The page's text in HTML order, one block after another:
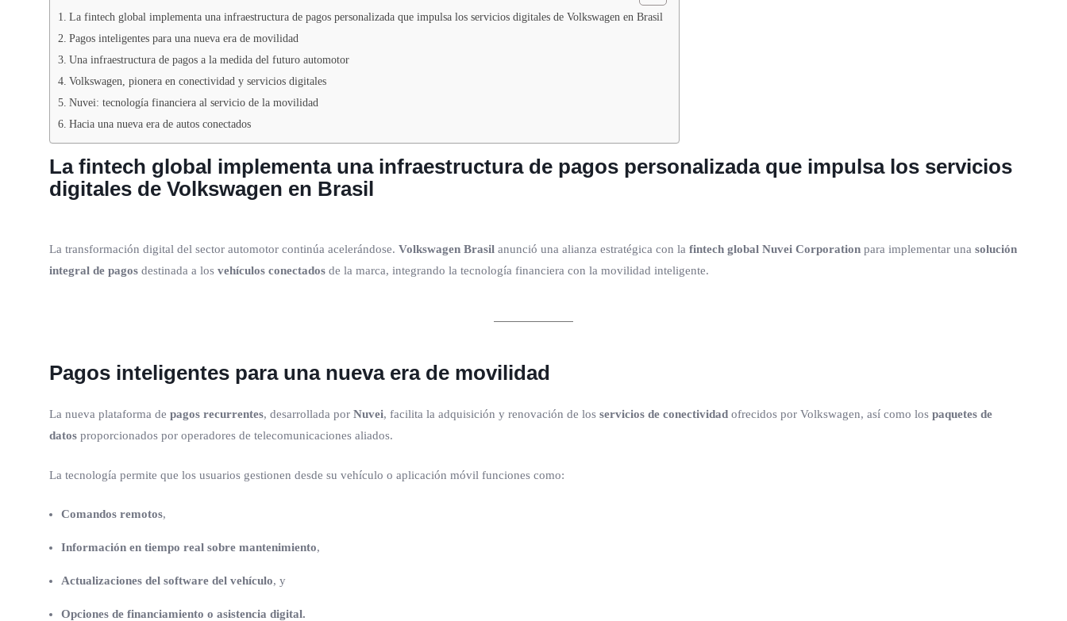
La fintech global implementa una infraestructura de pagos personalizada que impulsa los servicios digitales de Volkswagen en Brasil
Pagos inteligentes para una nueva era de movilidad
Una infraestructura de pagos a la medida del futuro automotor
Volkswagen, pionera en conectividad y servicios digitales
Nuvei: tecnología financiera al servicio de la movilidad
Hacia una nueva era de autos conectados
La fintech global implementa una infraestructura de pagos personalizada que impulsa los servicios
digitales de Volkswagen en Brasil
La transformación digital del sector automotor continúa acelerándose. Volkswagen Brasil anunció una alianza estratégica con la fintech global Nuvei Corporation para implementar una solución
integral de pagos destinada a los vehículos conectados de la marca, integrando la tecnología financiera con la movilidad inteligente.
Pagos inteligentes para una nueva era de movilidad
La nueva plataforma de pagos recurrentes, desarrollada por Nuvei, facilita la adquisición y renovación de los servicios de conectividad ofrecidos por Volkswagen, así como los paquetes de
datos proporcionados por operadores de telecomunicaciones aliados.
La tecnología permite que los usuarios gestionen desde su vehículo o aplicación móvil funciones como:
Comandos remotos,
Información en tiempo real sobre mantenimiento,
Actualizaciones del software del vehículo, y
Opciones de financiamiento o asistencia digital.